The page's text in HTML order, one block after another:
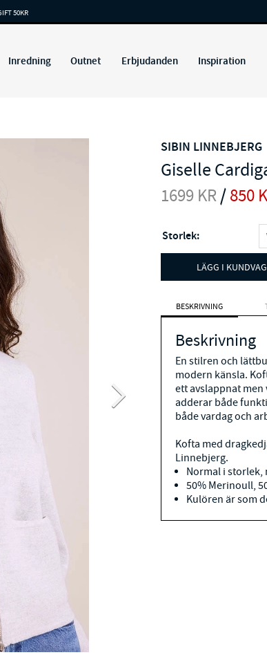
50KR
Inredning Outnet Erbjudanden Inspiration
SIBIN LINNEBJERG
Giselle
1699 KR/850
Storlek:
LÄGG I
BESKRIVNING
Beskrivning
En stilren och
modern känsla.
ett avslappnat
adderar både
både vardag och
Kofta med
Linnebjerg.
Normal i storlek,
50% Merinoull,
Kulören är som